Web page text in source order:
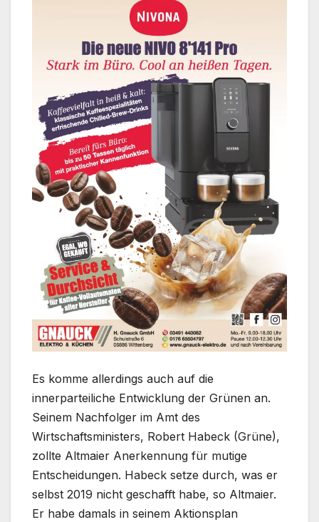
Es komme allerdings auch auf die
innerparteiliche Entwicklung der Grünen an.
Seinem Nachfolger im Amt des
Wirtschaftsministers, Robert Habeck (Grüne),
zollte Altmaier Anerkennung für mutige
Entscheidungen. Habeck setze durch, was er
selbst 2019 nicht geschafft habe, so Altmaier.
Er habe damals in seinem Aktionsplan